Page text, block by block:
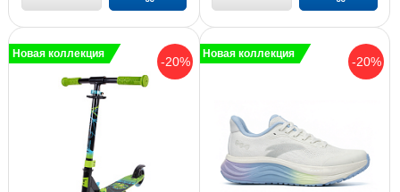
-20%
Новая коллекция
-20%
Новая коллекция